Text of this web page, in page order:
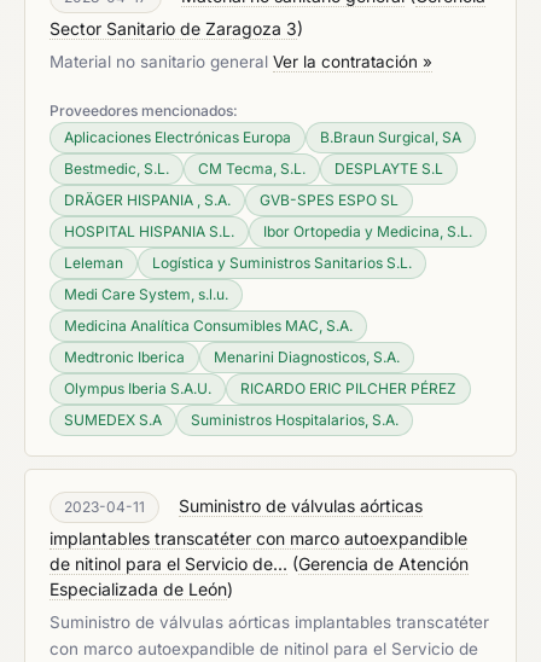
Sector Sanitario de Zaragoza 3)
Material no sanitario general Ver la contratación »
Proveedores mencionados:
Aplicaciones Electrónicas Europa
B.Braun Surgical, SA
Bestmedic, S.L.
CM Tecma, S.L.
DESPLAYTE S.L
DRÄGER HISPANIA , S.A.
GVB-SPES ESPO SL
HOSPITAL HISPANIA S.L.
Ibor Ortopedia y Medicina, S.L.
Leleman
Logística y Suministros Sanitarios S.L.
Medi Care System, s.l.u.
Medicina Analítica Consumibles MAC, S.A.
Medtronic Iberica
Menarini Diagnosticos, S.A.
Olympus Iberia S.A.U.
RICARDO ERIC PILCHER PÉREZ
SUMEDEX S.A
Suministros Hospitalarios, S.A.
2023-04-11
Suministro de válvulas aórticas
implantables transcatéter con marco autoexpandible
de nitinol para el Servicio de... (Gerencia de Atención
Especializada de León)
Suministro de válvulas aórticas implantables transcatéter
con marco autoexpandible de nitinol para el Servicio de